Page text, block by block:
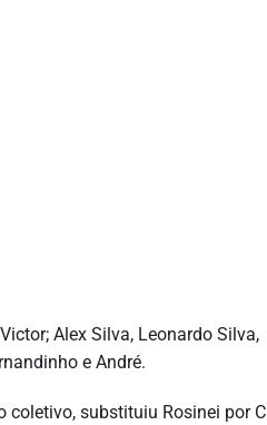
Alex Silva, Leonardo Silva,
e André.
coletivo, substituiu Rosinei por